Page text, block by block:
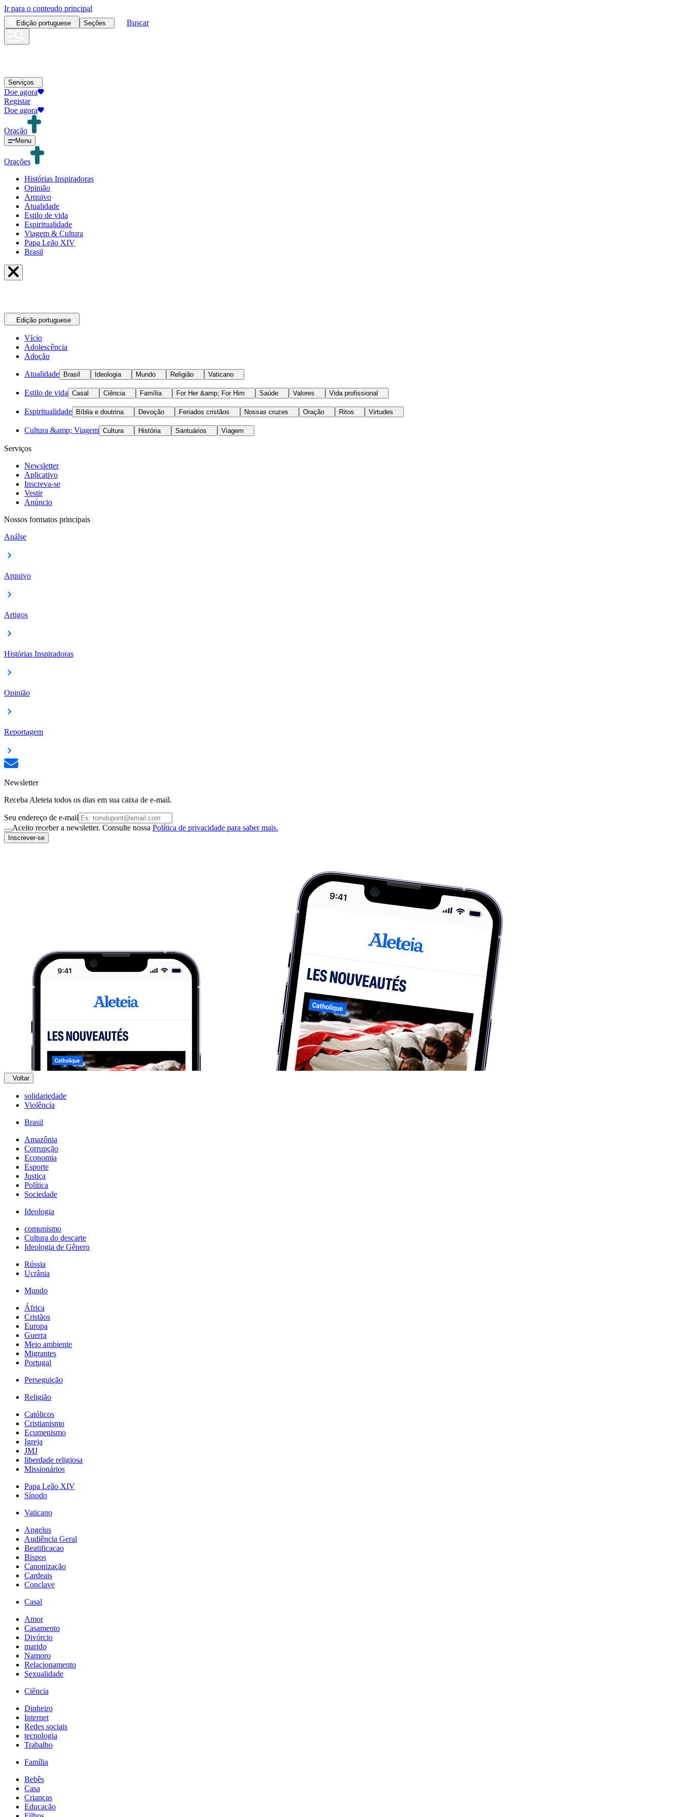
Ir para o conteudo principal
Edição portuguese Seções Buscar
Serviços
Doe agora
Registar
Doe agora
Oração
Menu
Orações
Histórias Inspiradoras
Opinião
Arquivo
Atualidade
Estilo de vida
Espiritualidade
Viagem & Cultura
Papa Leão XIV
Brasil
Edição portuguese
Vício
Adolescência
Adoção
Atualidade Brasil Ideologia Mundo Religião Vaticano
Estilo de vida Casal Ciência Família For Her &amp; For Him Saúde Valores Vida profissional
Espiritualidade Bíblia e doutrina Devoção Feriados cristãos Nossas cruzes Oração Ritos Virtudes
Cultura &amp; Viagem Cultura História Santuários Viagem
Serviços
Newsletter
Aplicativo
Inscreva-se
Vestir
Anúncio
Nossos formatos principais
Análse
Arquivo
Artigos
Histórias Inspiradoras
Opinião
Reportagem
Newsletter
Receba Aleteia todos os dias em sua caixa de e-mail.
Seu endereço de e-mail
Aceito receber a newsletter. Consulte nossa Política de privacidade para saber mais.
Inscrever-se
Voltar
solidariedade
Violência
Brasil
Amazônia
Corrupção
Economia
Esporte
Justiça
Política
Sociedade
Ideologia
comunismo
Cultura do descarte
Ideologia de Gênero
Rússia
Ucrânia
Mundo
África
Cristãos
Europa
Guerra
Meio ambiente
Migrantes
Portugal
Perseguição
Religião
Católicos
Cristianismo
Ecumenismo
Igreja
JMJ
liberdade religiosa
Missionários
Papa Leão XIV
Sínodo
Vaticano
Angelus
Audiência Geral
Beatificacao
Bispos
Canonização
Cardeais
Conclave
Casal
Amor
Casamento
Divórcio
marido
Namoro
Relacionamento
Sexualidade
Ciência
Dinheiro
Internet
Redes sociais
tecnologia
Trabalho
Família
Bebês
Casa
Crianças
Educação